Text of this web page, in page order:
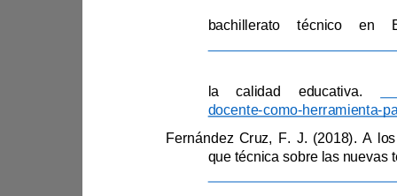
docente- como- herramienta-